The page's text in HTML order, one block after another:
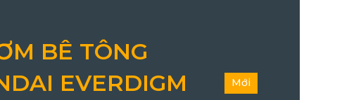
BÊ TÔNG
EVERDIGM
Mới